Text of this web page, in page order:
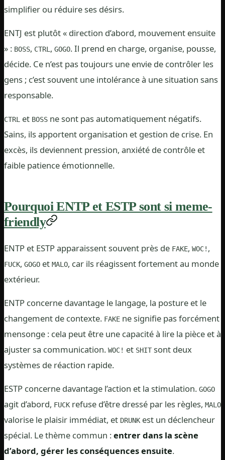
simplifier ou réduire ses désirs.
ENTJ est plutôt « direction d’abord, mouvement ensuite
» : BOSS, CTRL , GOGO. Il prend en charge, organise, pousse,
décide. Ce n’est pas toujours une envie de contrôler les
gens ; c’est souvent une intolérance à une situation sans
responsable.
CTRL et BOSS ne sont pas automatiquement négatifs.
Sains, ils apportent organisation et gestion de crise. En
excès, ils deviennent pression, anxiété de contrôle et
faible patience émotionnelle.
Pourquoi ENTP et ESTP sont si meme-
friendly
ENTP et ESTP apparaissent souvent près de FAKE, WOC! ,
FUCK, GOGO et MALO, car ils réagissent fortement au monde
extérieur.
ENTP concerne davantage le langage, la posture et le
changement de contexte. FAKE ne signifie pas forcément
mensonge : cela peut être une capacité à lire la pièce et à
ajuster sa communication. WOC! et SHIT sont deux
systèmes de réaction rapide.
ESTP concerne davantage l’action et la stimulation. GOGO
agit d’abord, FUCK refuse d’être dressé par les règles, MALO
valorise le plaisir immédiat, et DRUNK est un déclencheur
spécial. Le thème commun :entrer dans la scène
d’abord, gérer les conséquences ensuite.